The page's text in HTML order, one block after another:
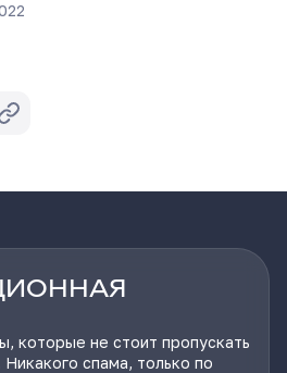
которые не стоит пропускать
спама, только по